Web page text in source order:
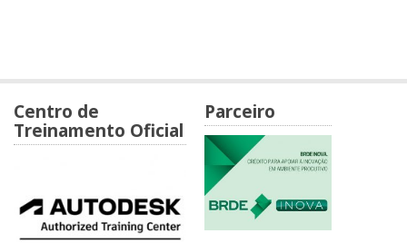
Centro de
Treinamento Oficial
Parceiro